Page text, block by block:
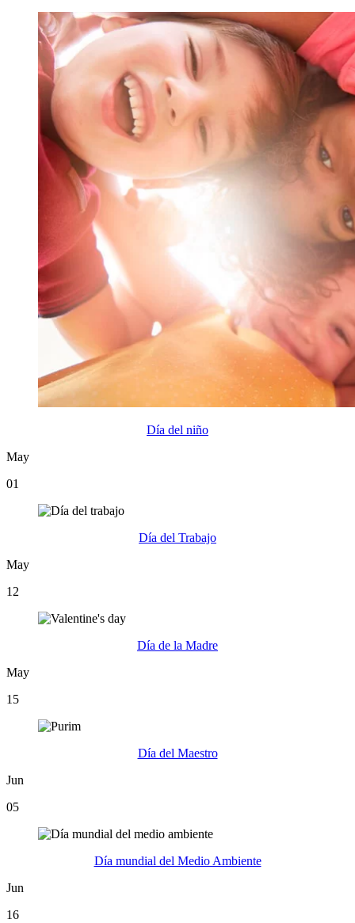
Día del niño
May
01
Día del Trabajo
May
12
Día de la Madre
May
15
Día del Maestro
Jun
05
Día mundial del Medio Ambiente
Jun
16